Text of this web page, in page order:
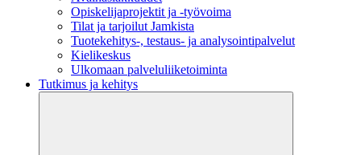
Opiskelijaprojektit​ ja -työvoima
Tilat ja tarjoilut Jamkista
Tuotekehitys-, testaus- ja analysointipalvelut
Kielikeskus
Ulkomaan palveluliiketoiminta
Tutkimus ja kehitys